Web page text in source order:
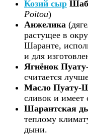
Козий сыр
Poitou)
Анжелика
растущее в
Шаранте,
и для
Ягнёнок
считается
Масло Пуату-
сливок и
Шарантская
теплому
дыни.